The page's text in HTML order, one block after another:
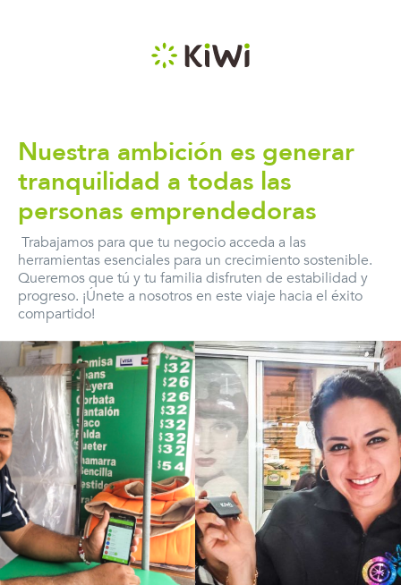
Nuestra ambición es generar
tranquilidad a todas las
personas emprendedoras
Trabajamos para que tu negocio acceda a las
herramientas esenciales para un crecimiento sostenible.
Queremos que tú y tu familia disfruten de estabilidad y
progreso. ¡Únete a nosotros en este viaje hacia el éxito
compartido!